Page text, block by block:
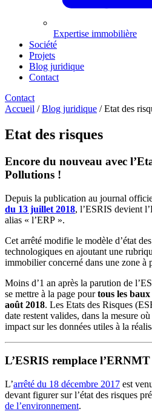
Expertise immobilière
Société
Projets
Blog juridique
Contact
Contact
Accueil / Blog juridique / Etat des
Etat des risques
Encore du nouveau avec
Pollutions !
Depuis la publication au journal
du 13 juillet 2018, l’ESRIS devient
alias « l’ERP ».
Cet arrêté modifie le modèle d’état
technologiques en ajoutant une
immobilier concerné dans une zone à
Moins d’1 an après la parution de
se mettre à la page pourtous les
août 2018. Les Etats des Risques
date restent valides, dans la mesure
impact sur les données utiles à la
L’ESRIS remplace
L’arrêté du 18 décembre 2017 est
devant figurer sur l’état des risques
de l’environnement.